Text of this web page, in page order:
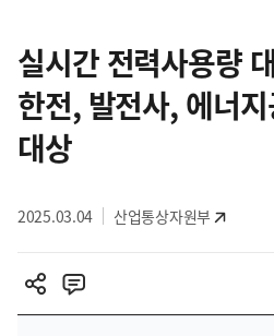
영
역
실시간 전력사용량
한전, 발전사, 에너
대상
2025.03.04 산업통상자원부